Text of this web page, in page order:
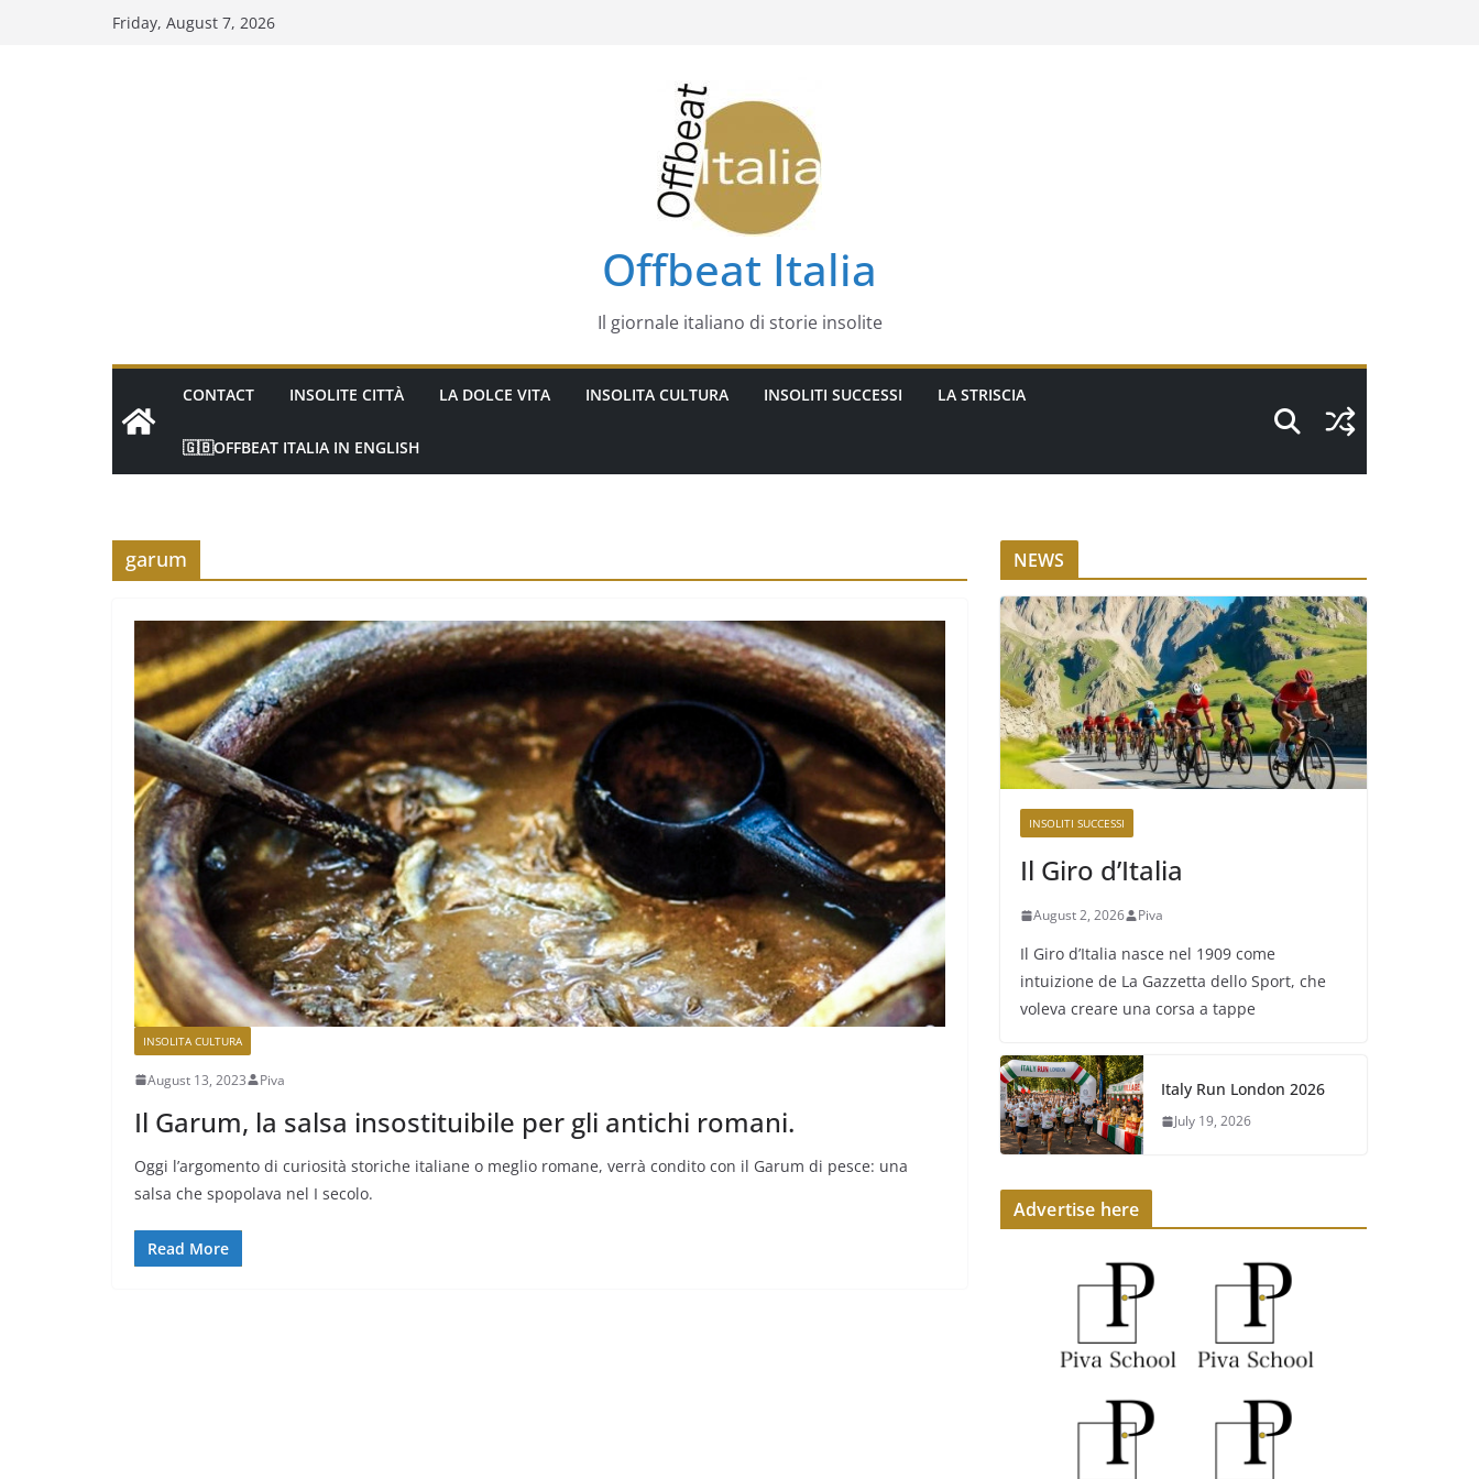
Friday, August 7, 2026
Offbeat Italia
Il giornale italiano di storie insolite
CONTACT INSOLITE CITTÀ LA DOLCE VITA INSOLITA CULTURA INSOLITI SUCCESSI LA STRISCIA
🇬🇧OFFBEAT ITALIA IN ENGLISH
garum
INSOLITA CULTURA
August 13, 2023 Piva
Il Garum, la salsa insostituibile per gli antichi romani.
Oggi l’argomento di curiosità storiche italiane o meglio romane, verrà condito con il Garum di pesce: una
salsa che spopolava nel I secolo.
Read More
NEWS
INSOLITI SUCCESSI
Il Giro d’Italia
August 2, 2026 Piva
Il Giro d’Italia nasce nel 1909 come
intuizione de La Gazzetta dello Sport, che
voleva creare una corsa a tappe
Italy Run London 2026
July 19, 2026
Advertise here